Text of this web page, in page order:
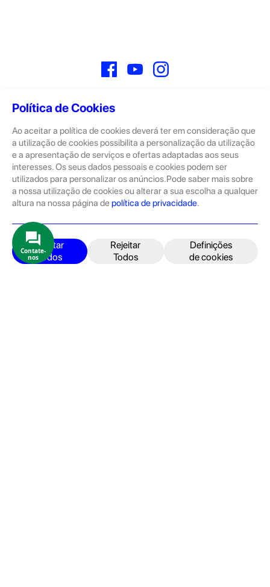
Política de Cookies
Ao aceitar a política de cookies deverá ter em consideração que
a utilização de cookies possibilita a personalização da utilização
e a apresentação de serviços e ofertas adaptadas aos seus
interesses. Os seus dados pessoais e cookies podem ser
utilizados para personalizar os anúncios.Pode saber mais sobre
a nossa utilização de cookies ou alterar a sua escolha a qualquer
altura na nossa página de política de privacidade.
Aceitar
Todos
Rejeitar
Todos
Definições
de cookies
FacebookYouTube
Sobre
A GeekStore é a tua loja de produtos seminovos e novos Apple.
Tratam-se de dispositivos com pouco uso, exposição de loja ou
Novos.
Os seminovos são sempre sujeitos a uma inspeção rigorosa
pelas equipas técnicas que connosco trabalham.
Produtos e Serviços
iPhone
iPad
Contate-
nos